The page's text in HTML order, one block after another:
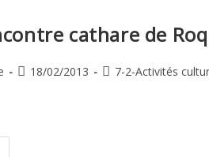
cathare de
Publication
18/02/2013
Post7-2-Activités